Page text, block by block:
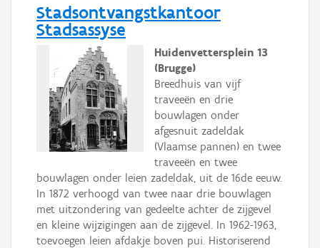
Stadsontvangstkantoor
Stadsassyse
Huidenvettersplein 13
(Brugge)
Breedhuis van vijf
traveeën en drie
bouwlagen onder
afgesnuit zadeldak
(Vlaamse pannen) en twee
traveeën en twee
bouwlagen onder leien zadeldak, uit de 16de eeuw.
In 1872 verhoogd van twee naar drie bouwlagen
met uitzondering van gedeelte achter de zijgevel
en kleine wijzigingen aan de zijgevel. In 1962-1963,
toevoegen leien afdakje boven pui. Historiserend